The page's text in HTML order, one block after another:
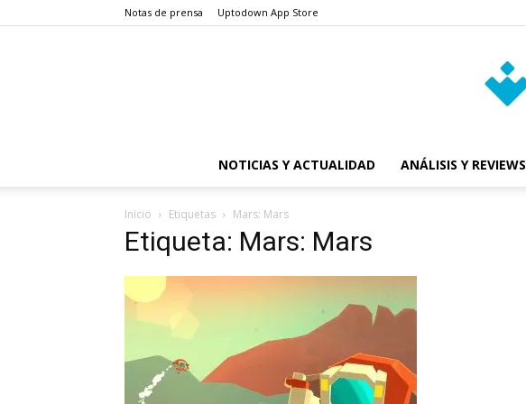
Notas de prensa Uptodown App Store
NOTICIAS Y ACTUALIDAD ANÁLISIS Y REVIEWS
Inicio Etiquetas Mars: Mars
Etiqueta: Mars: Mars